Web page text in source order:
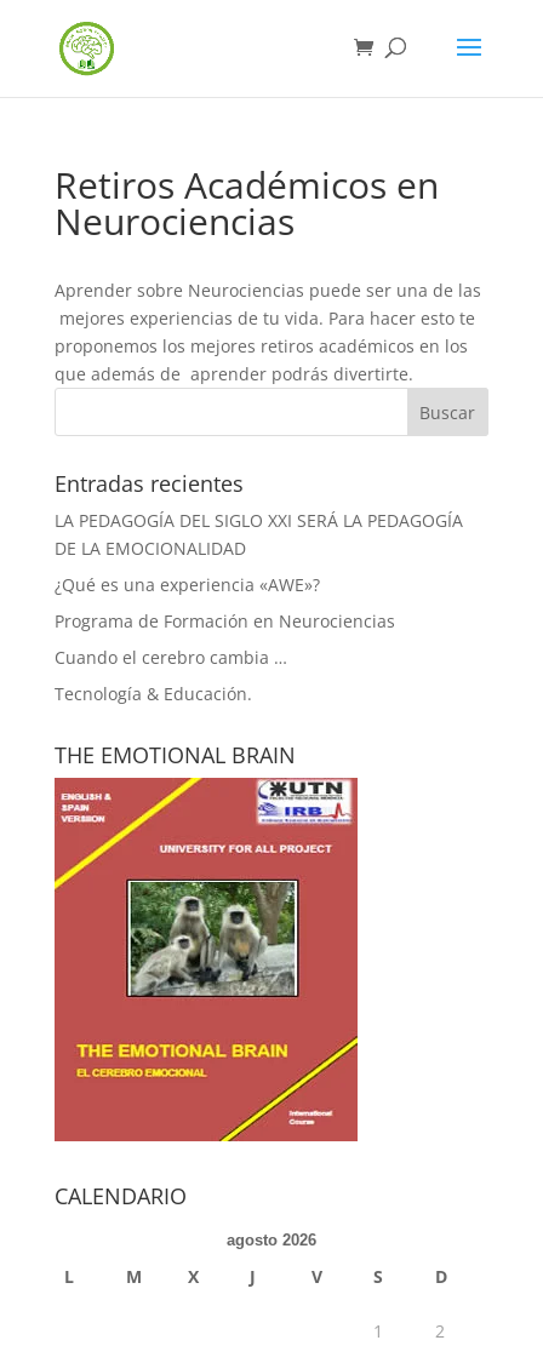
Retiros Académicos en
Neurociencias
Aprender sobre Neurociencias puede ser una de las
mejores experiencias de tu vida. Para hacer esto te
proponemos los mejores retiros académicos en los
que además de aprender podrás divertirte.
Entradas recientes
LA PEDAGOGÍA DEL SIGLO XXI SERÁ LA PEDAGOGÍA
DE LA EMOCIONALIDAD
¿Qué es una experiencia «AWE»?
Programa de Formación en Neurociencias
Cuando el cerebro cambia …
Tecnología & Educación.
THE EMOTIONAL BRAIN
CALENDARIO
agosto 2026
L M X J V S D
1 2